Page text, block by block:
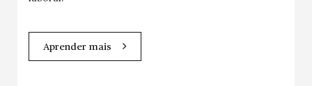
Aprender mais